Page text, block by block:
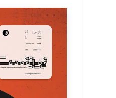
تحریریه
سروش کرمیان
تحریریه
مینا پاکدل